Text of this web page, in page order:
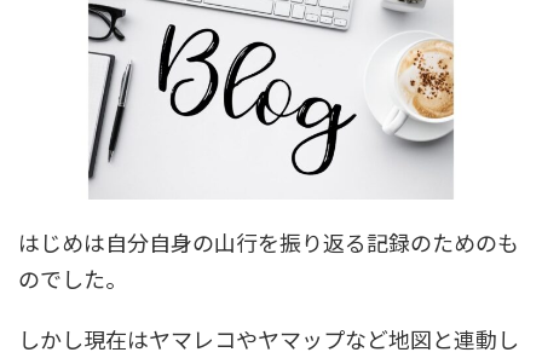
はじめは自分自身の山行を振り返る記録のためのも
のでした。
しかし現在はヤマレコやヤマップなど地図と連動し